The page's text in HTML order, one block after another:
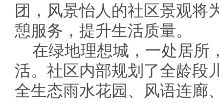
团，风景怡人的社区景观将
憩服务，提升生活质量。
在绿地理想城，一处居所
活。社区内部规划了全龄段
全生态雨水花园、风语连廊